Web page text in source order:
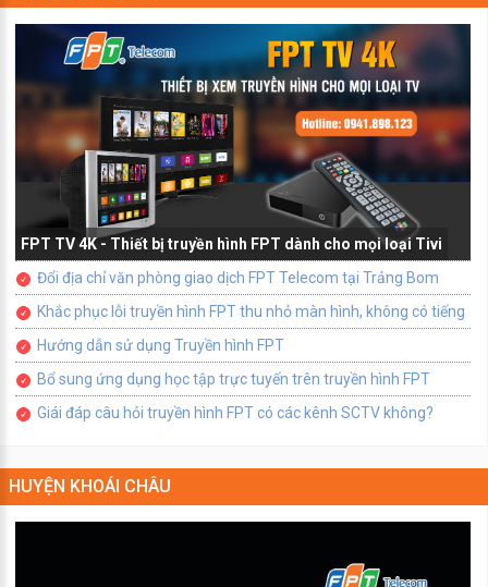
FPT TV 4K - Thiết bị truyền hình FPT dành cho mọi loại Tivi
Đổi địa chỉ văn phòng giao dịch FPT Telecom tại Trảng Bom
Khắc phục lỗi truyền hình FPT thu nhỏ màn hình, không có tiếng
Hướng dẫn sử dụng Truyền hình FPT
Bổ sung ứng dụng học tập trực tuyến trên truyền hình FPT
Giái đáp câu hỏi truyền hình FPT có các kênh SCTV không?
HUYỆN KHOÁI CHÂU